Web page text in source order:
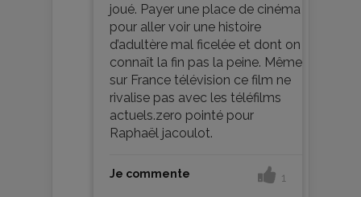
joué. Payer une place de cinéma
pour aller voir une histoire
d’adultère mal ficelée et dont on
connaît la fin pas la peine. Même
sur France télévision ce film ne
rivalise pas avec les téléfilms
actuels.zero pointé pour
Raphaël jacoulot.
Je commente 1